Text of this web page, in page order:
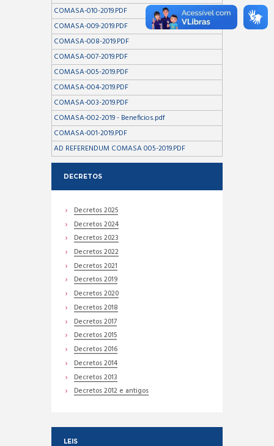
COMASA-010-2019.PDF
COMASA-009-2019.PDF
COMASA-008-2019.PDF
COMASA-007-2019.PDF
COMASA-005-2019.PDF
COMASA-004-2019.PDF
COMASA-003-2019.PDF
COMASA-002-2019 - Beneficios.pdf
COMASA-001-2019.PDF
AD REFERENDUM COMASA 005-2019.PDF
DECRETOS
Decretos 2025
Decretos 2024
Decretos 2023
Decretos 2022
Decretos 2021
Decretos 2019
Decretos 2020
Decretos 2018
Decretos 2017
Decretos 2015
Decretos 2016
Decretos 2014
Decretos 2013
Decretos 2012 e antigos
LEIS